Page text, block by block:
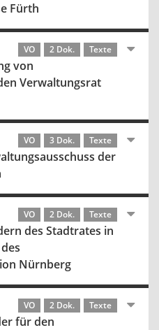
Fürth
VO 2 Dok. Texte
von
Verwaltungsrat
VO 3 Dok. Texte
der
VO 2 Dok. Texte
des Stadtrates in
Nürnberg
VO 2 Dok. Texte
für den